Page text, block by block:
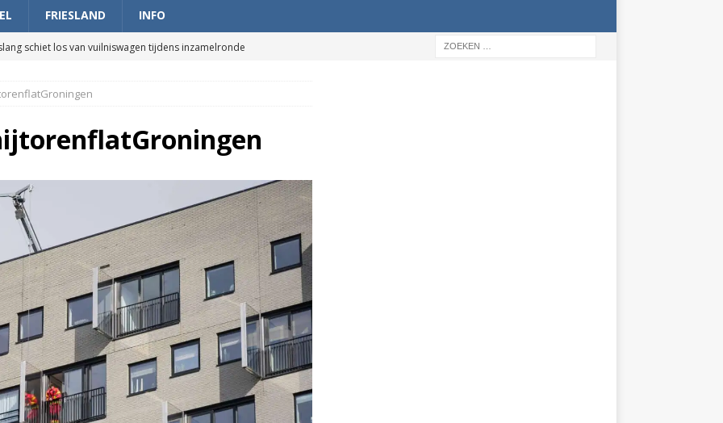
FRIESLAND INFO
schiet los van vuilniswagen tijdens inzamelronde
gewond na incident openluchtbad Groningen(Video)
met mest van de weg door klapband N34 Odoorn(Video)
afgesloten ivm ongeval met vrachtwagen
DRENTHE
brengt verkoeling in Leek(Video) NIEUWS